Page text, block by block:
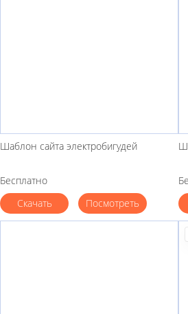
Шаблон сайта электробигудей
Бесплатно
Скачать
Посмотреть